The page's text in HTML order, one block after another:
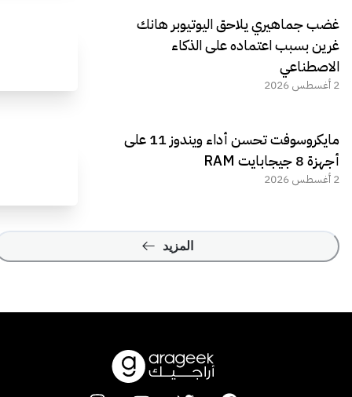
غضب جماهيري يلاحق اليوتيوبر هانك
غرين بسبب اعتماده على الذكاء
الاصطناعي
2 أغسطس 2026
مايكروسوفت تحسن أداء ويندوز 11 على
أجهزة 8 جيجابايت RAM
2 أغسطس 2026
المزيد